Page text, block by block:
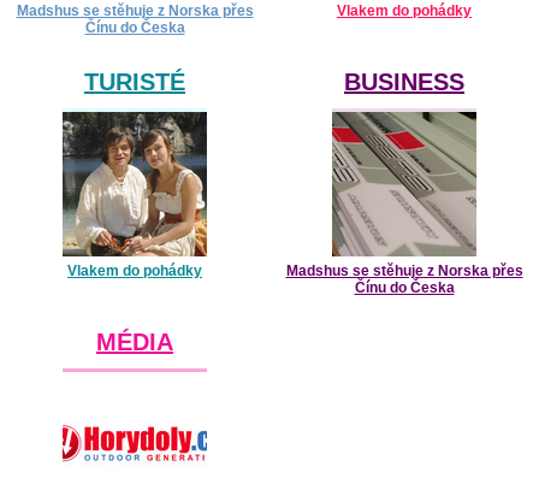
Madshus se stěhuje z Norska přes
Čínu do Česka
Vlakem do pohádky
TURISTÉ
Vlakem do pohádky
BUSINESS
Madshus se stěhuje z Norska přes
Čínu do Česka
MÉDIA